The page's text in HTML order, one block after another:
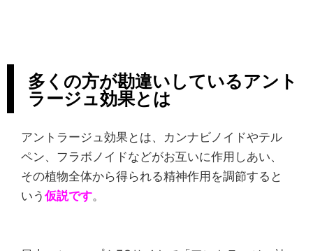
多くの方が勘違いしているアント
ラージュ効果とは
アントラージュ効果とは、カンナビノイドやテル
ペン、フラボノイドなどがお互いに作用しあい、
その植物全体から得られる精神作用を調節すると
いう仮説です。